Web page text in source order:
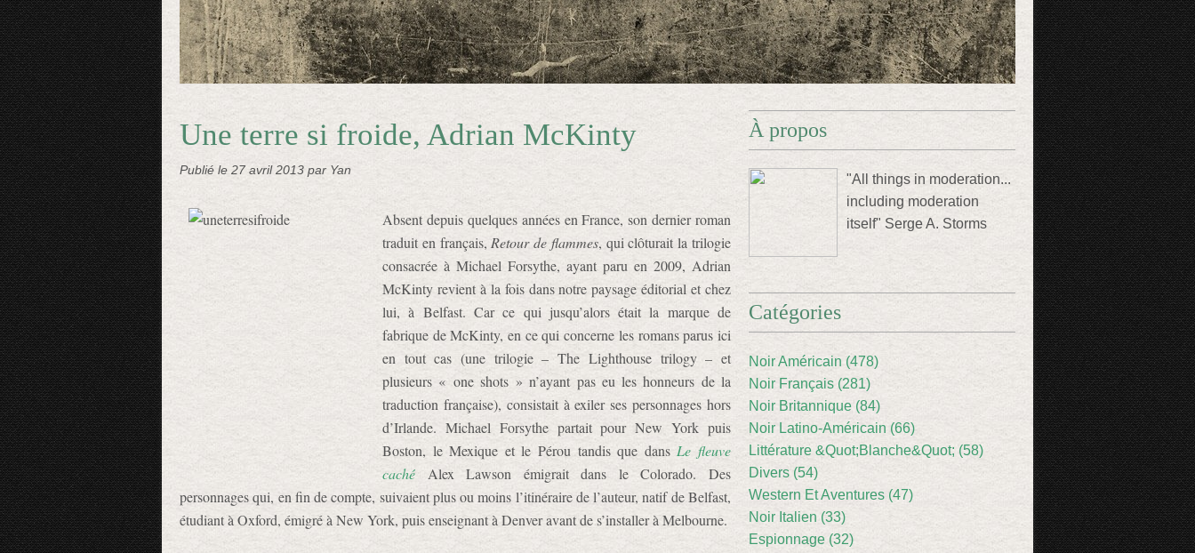
Une terre si froide, Adrian McKinty
Publié le 27 avril 2013 par Yan
Absent depuis quelques années en France, son dernier roman
traduit en français, Retour de flammes, qui clôturait la trilogie
consacrée à Michael Forsythe, ayant paru en 2009, Adrian
McKinty revient à la fois dans notre paysage éditorial et chez
lui, à Belfast. Car ce qui jusqu’alors était la marque de
fabrique de McKinty, en ce qui concerne les romans parus ici
en tout cas (une trilogie – The Lighthouse trilogy – et
plusieurs « one shots » n’ayant pas eu les honneurs de la
traduction française), consistait à exiler ses personnages hors
d’Irlande. Michael Forsythe partait pour New York puis
Boston, le Mexique et le Pérou tandis que dans Le fleuve
caché Alex Lawson émigrait dans le Colorado. Des
personnages qui, en fin de compte, suivaient plus ou moins l’itinéraire de l’auteur, natif de Belfast,
étudiant à Oxford, émigré à New York, puis enseignant à Denver avant de s’installer à Melbourne.
À propos
"All things in moderation...
including moderation
itself" Serge A. Storms
Catégories
Noir Américain (478)
Noir Français (281)
Noir Britannique (84)
Noir Latino-Américain (66)
Littérature &Quot;Blanche&Quot; (58)
Divers (54)
Western Et Aventures (47)
Noir Italien (33)
Espionnage (32)